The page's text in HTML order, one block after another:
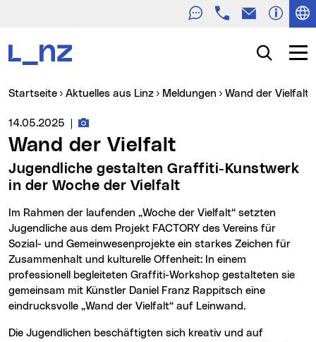
TelefonE-Mail
Suche
Sie sind hier:
Startseite Aktuelles aus Linz Meldungen Wand der Vielfalt
Medienservice vom:
14.05.2025 Fotos zur Meldung
Wand der Vielfalt
Jugendliche gestalten Graffiti-Kunstwerk
in der Woche der Vielfalt
Jugendliche aus dem Projekt FACTORY des Vereins für
Sozial- und Gemeinwesenprojekte ein starkes Zeichen für
Zusammenhalt und kulturelle Offenheit: In einem
professionell begleiteten Graffiti-Workshop gestalteten sie
gemeinsam mit Künstler Daniel Franz Rappitsch eine
eindrucksvolle „Wand der Vielfalt“ auf Leinwand.
Die Jugendlichen beschäftigten sich kreativ und auf